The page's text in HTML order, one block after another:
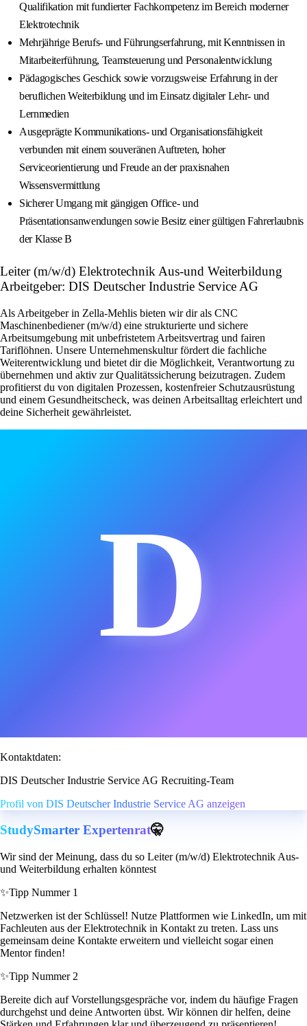
Qualifikation mit fundierter Fachkompetenz im Bereich moderner
Elektrotechnik
Mehrjährige Berufs- und Führungserfahrung, mit Kenntnissen in
Mitarbeiterführung, Teamsteuerung und Personalentwicklung
Pädagogisches Geschick sowie vorzugsweise Erfahrung in der
beruflichen Weiterbildung und im Einsatz digitaler Lehr- und
Lernmedien
Ausgeprägte Kommunikations- und Organisationsfähigkeit
verbunden mit einem souveränen Auftreten, hoher
Serviceorientierung und Freude an der praxisnahen
Wissensvermittlung
Sicherer Umgang mit gängigen Office- und
Präsentationsanwendungen sowie Besitz einer gültigen Fahrerlaubnis
der Klasse B
Leiter (m/w/d) Elektrotechnik Aus-und Weiterbildung
Arbeitgeber: DIS Deutscher Industrie Service AG
Als Arbeitgeber in Zella-Mehlis bieten wir dir als CNC
Maschinenbediener (m/w/d) eine strukturierte und sichere
Arbeitsumgebung mit unbefristetem Arbeitsvertrag und fairen
Tariflöhnen. Unsere Unternehmenskultur fördert die fachliche
Weiterentwicklung und bietet dir die Möglichkeit, Verantwortung zu
übernehmen und aktiv zur Qualitätssicherung beizutragen. Zudem
profitierst du von digitalen Prozessen, kostenfreier Schutzausrüstung
und einem Gesundheitscheck, was deinen Arbeitsalltag erleichtert und
deine Sicherheit gewährleistet.
D
Kontaktdaten:
DIS Deutscher Industrie Service AG Recruiting-Team
Profil von DIS Deutscher Industrie Service AG anzeigen
StudySmarter Expertenrat🤫
Wir sind der Meinung, dass du so Leiter (m/w/d) Elektrotechnik Aus-
und Weiterbildung erhalten könntest
✨Tipp Nummer 1
Netzwerken ist der Schlüssel! Nutze Plattformen wie LinkedIn, um mit
Fachleuten aus der Elektrotechnik in Kontakt zu treten. Lass uns
gemeinsam deine Kontakte erweitern und vielleicht sogar einen
Mentor finden!
✨Tipp Nummer 2
Bereite dich auf Vorstellungsgespräche vor, indem du häufige Fragen
durchgehst und deine Antworten übst. Wir können dir helfen, deine